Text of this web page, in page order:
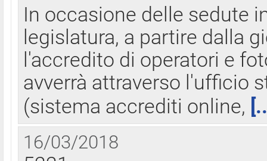
In occasione delle sedute
legislatura, a partire dalla
l'accredito di operatori e
avverrà attraverso l'ufficio
(sistema accrediti online,
16/03/2018